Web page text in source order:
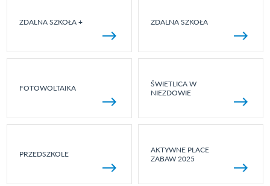
ZDALNA SZKOŁA + ZDALNA SZKOŁA
FOTOWOLTAIKA
ŚWIETLICA W
NIEZDOWIE
PRZEDSZKOLE
AKTYWNE PLACE
ZABAW 2025